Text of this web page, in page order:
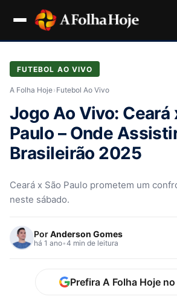
FUTEBOL AO VIVO
A Folha Hoje› Futebol Ao Vivo
Jogo Ao Vivo: Ceará
Paulo – Onde
Brasileirão 2025
Ceará x São Paulo prometem um
neste sábado.
PorAnderson Gomes
há 1 ano•4 min de leitura
Prefira A Folha Hoje